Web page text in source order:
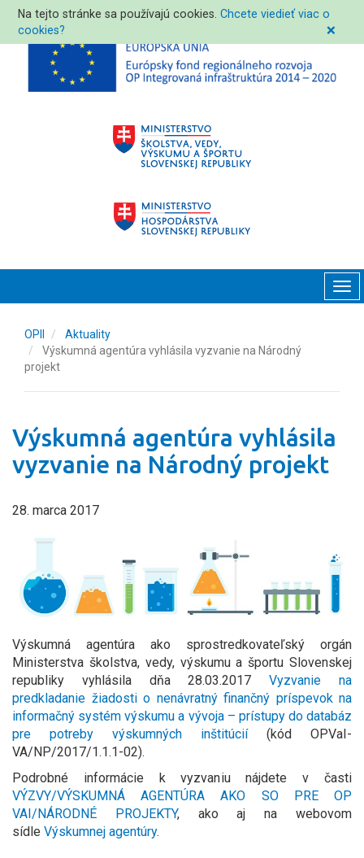
Na tejto stránke sa používajú cookies.Chcete viedieť viac o
cookies?
❌
OPII
Aktuality
Výskumná agentúra vyhlásila vyzvanie na Národný
projekt
Výskumná agentúra vyhlásila
vyzvanie na Národný projekt
28. marca 2017
Výskumná agentúra ako sprostredkovateľský orgán
Ministerstva školstva, vedy, výskumu a športu Slovenskej
republiky vyhlásila dňa 28.03.2017Vyzvanie na
predkladanie žiadosti o nenávratný finančný príspevok na
informačný systém výskumu a vývoja – prístupy do databáz
pre potreby výskumných inštitúcií(kód OPVaI-
VA/NP/2017/1.1.1-02).
Podrobné informácie k vyzvaniu nájdete v časti
VÝZVY/VÝSKUMNÁ AGENTÚRA AKO SO PRE OP
VAI/NÁRODNÉ PROJEKTY, ako aj na webovom
sídle Výskumnej agentúry.